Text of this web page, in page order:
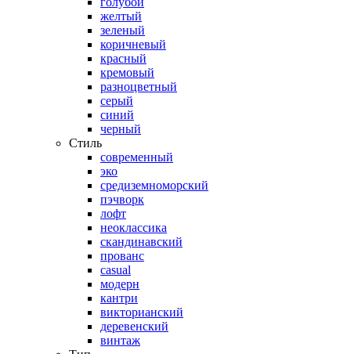
желтый
зеленый
коричневый
красный
кремовый
разноцветный
серый
синий
черный
Стиль
современный
эко
средиземноморский
пэчворк
лофт
неоклассика
скандинавский
прованс
casual
модерн
кантри
викторианский
деревенский
винтаж